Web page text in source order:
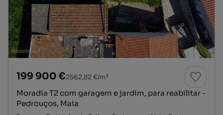
199 900 €2562,82 €/m²
Moradia T2 com garagem e jardim, para reabilitar -
Pedrouços, Maia